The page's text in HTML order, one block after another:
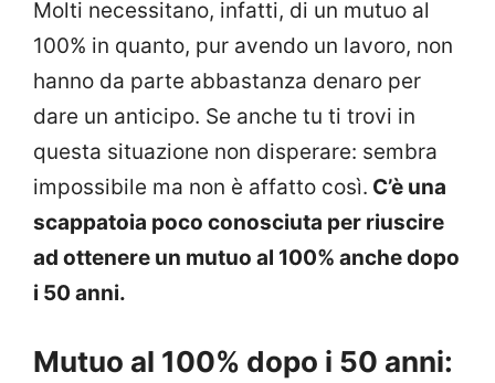
Molti necessitano, infatti, di un mutuo al
100% in quanto, pur avendo un lavoro, non
hanno da parte abbastanza denaro per
dare un anticipo. Se anche tu ti trovi in
questa situazione non disperare: sembra
impossibile ma non è affatto così. C’è una
scappatoia poco conosciuta per riuscire
ad ottenere un mutuo al 100% anche dopo
i 50 anni.
Mutuo al 100% dopo i 50 anni: